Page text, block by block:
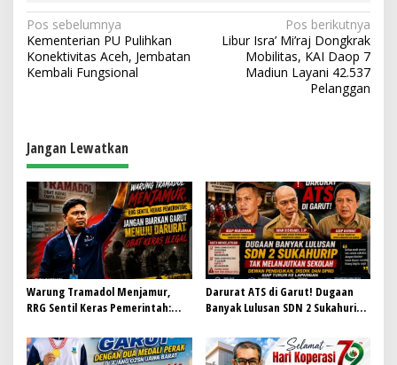
N
a
v
a
s
i
p
o
s
Pos sebelumnya
Kementerian PU Pulihkan
Konektivitas Aceh, Jembatan
Kembali Fungsional
Pos berikutnya
Libur Isra’ Mi’raj Dongkrak
Mobilitas, KAI Daop 7
Madiun Layani 42.537
Pelanggan
Jangan Lewatkan
Warung Tramadol Menjamur,
RRG Sentil Keras Pemerintah:
Darurat Obat Keras Ilegal
Darurat ATS di Garut! Dugaan
Banyak Lulusan SDN 2 Sukahurip
Pendidikan, Disdik dan DPRD Siap
Turun ke Lapangan